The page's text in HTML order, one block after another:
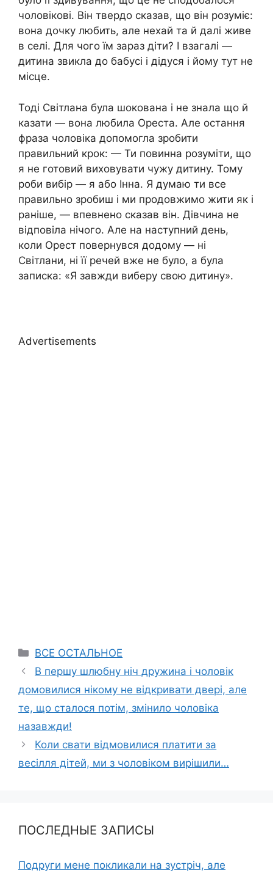
чоловікові. Він твердо сказав, що він розуміє:
вона дочку любить, але нехай та й далі живе
в селі. Для чого їм зараз діти? І взагалі —
дитина звикла до бабусі і дідуся і йому тут не
місце.
Тоді Світлана була шокована і не знала що й
казати — вона любила Ореста. Але остання
фраза чоловіка допомогла зробити
правильний крок: — Ти повинна розуміти, що
я не готовий виховувати чужу дитину. Тому
роби вибір — я або Інна. Я думаю ти все
правильно зробиш і ми продовжимо жити як і
раніше, — впевнено сказав він. Дівчина не
відповіла нічого. Але на наступний день,
коли Орест повернувся додому — ні
Світлани, ні її речей вже не було, а була
записка: «Я завжди виберу свою дитину».
Advertisements
Categories
ВСЕ ОСТАЛЬНОЕ
В першу шлюбну ніч дружина і чоловік
домовилися нікому не відкривати двері, але
те, що сталося потім, змінило чоловіка
назавжди!
Коли свати відмовилися платити за
весілля дітей, ми з чоловіком вирішили…
ПОСЛЕДНЫЕ ЗАПИСЫ
Подруги мене покликали на зустріч, але